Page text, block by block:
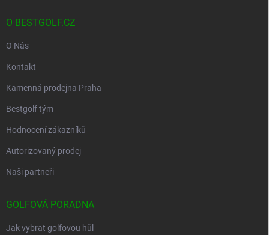
O BESTGOLF.CZ
O Nás
Kontakt
Kamenná prodejna Praha
Bestgolf tým
Hodnocení zákazníků
Autorizovaný prodej
Naši partneři
GOLFOVÁ PORADNA
Jak vybrat golfovou hůl